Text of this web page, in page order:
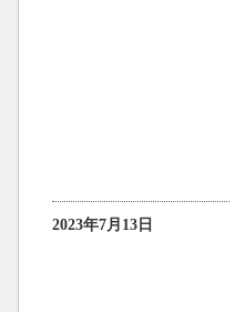
2023年7月13日